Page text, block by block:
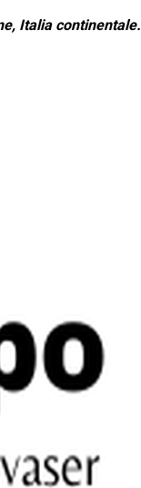
Italia continentale.